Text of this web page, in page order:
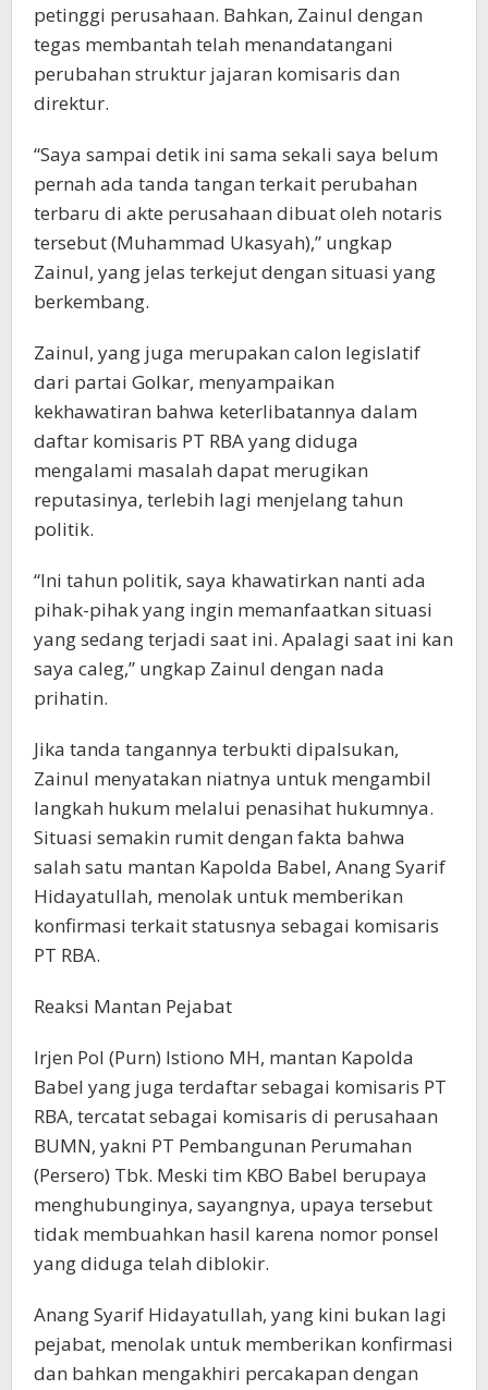
petinggi perusahaan. Bahkan, Zainul dengan
tegas membantah telah menandatangani
perubahan struktur jajaran komisaris dan
direktur.
“Saya sampai detik ini sama sekali saya belum
pernah ada tanda tangan terkait perubahan
terbaru di akte perusahaan dibuat oleh notaris
tersebut (Muhammad Ukasyah),” ungkap
Zainul, yang jelas terkejut dengan situasi yang
berkembang.
Zainul, yang juga merupakan calon legislatif
dari partai Golkar, menyampaikan
kekhawatiran bahwa keterlibatannya dalam
daftar komisaris PT RBA yang diduga
mengalami masalah dapat merugikan
reputasinya, terlebih lagi menjelang tahun
politik.
“Ini tahun politik, saya khawatirkan nanti ada
pihak-pihak yang ingin memanfaatkan situasi
yang sedang terjadi saat ini. Apalagi saat ini kan
saya caleg,” ungkap Zainul dengan nada
prihatin.
Jika tanda tangannya terbukti dipalsukan,
Zainul menyatakan niatnya untuk mengambil
langkah hukum melalui penasihat hukumnya.
Situasi semakin rumit dengan fakta bahwa
salah satu mantan Kapolda Babel, Anang Syarif
Hidayatullah, menolak untuk memberikan
konfirmasi terkait statusnya sebagai komisaris
PT RBA.
Reaksi Mantan Pejabat
Irjen Pol (Purn) Istiono MH, mantan Kapolda
Babel yang juga terdaftar sebagai komisaris PT
RBA, tercatat sebagai komisaris di perusahaan
BUMN, yakni PT Pembangunan Perumahan
(Persero) Tbk. Meski tim KBO Babel berupaya
menghubunginya, sayangnya, upaya tersebut
tidak membuahkan hasil karena nomor ponsel
yang diduga telah diblokir.
Anang Syarif Hidayatullah, yang kini bukan lagi
pejabat, menolak untuk memberikan konfirmasi
dan bahkan mengakhiri percakapan dengan